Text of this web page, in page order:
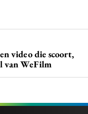
video die scoort,
van WeFilm